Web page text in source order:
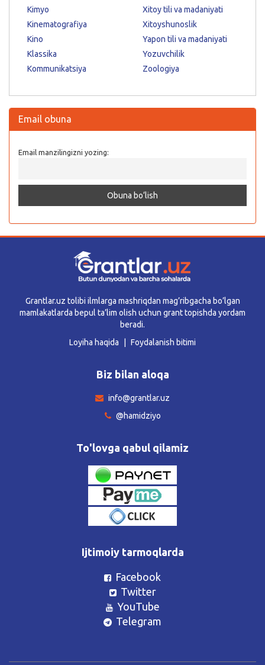
Kimyo
Kinematografiya
Kino
Klassika
Kommunikatsiya
Xitoy tili va madaniyati
Xitoyshunoslik
Yapon tili va madaniyati
Yozuvchilik
Zoologiya
Email obuna
Email manzilingizni yozing:
Grantlar.uz tolibi ilmlarga mashriqdan mag’ribgacha bo’lgan
mamlakatlarda bepul ta’lim olish uchun grant topishda yordam
beradi.
Loyiha haqida
Foydalanish bitimi
Biz bilan aloqa
info@grantlar.uz
@hamidziyo
To'lovga qabul qilamiz
Ijtimoiy tarmoqlarda
Facebook
Twitter
YouTube
Telegram